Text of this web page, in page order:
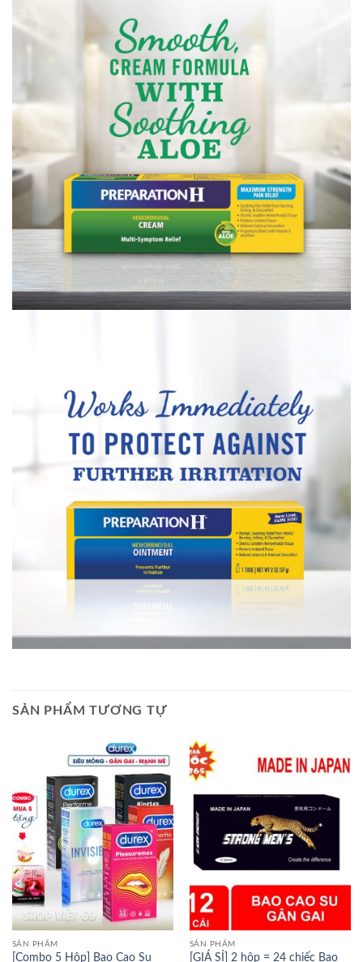
SẢN PHẨM TƯƠNG TỰ
SẢN PHẨM
[Combo 5 Hộp] Bao Cao Su
SẢN PHẨM
[GIÁ SỈ] 2 hộp = 24 chiếc Bao